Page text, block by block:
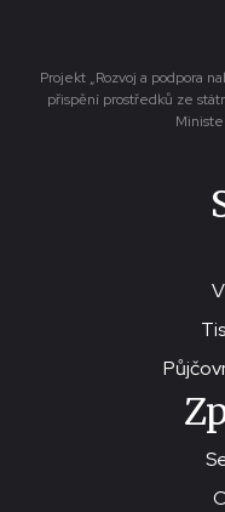
Projekt „Rozvoj a podpora
přispění prostředků ze